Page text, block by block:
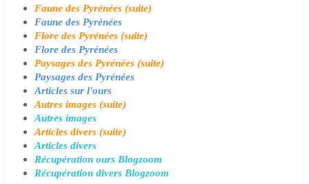
Faune des Pyrénées (suite)
Faune des Pyrénées
Flore des Pyrénées (suite)
Flore des Pyrénées
Paysages des Pyrénées (suite)
Paysages des Pyrénées
Articles sur l'ours
Autres images (suite)
Autres images
Articles divers (suite)
Articles divers
Récupération ours Blogzoom
Récupération divers Blogzoom